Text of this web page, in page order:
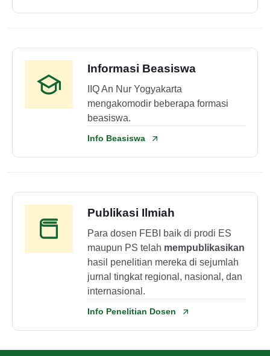
Informasi Beasiswa
IIQ An Nur Yogyakarta
mengakomodir beberapa formasi
beasiswa.
Info Beasiswa
Publikasi Ilmiah
Para dosen FEBI baik di prodi ES
maupun PS telah mempublikasikan
hasil penelitian mereka di sejumlah
jurnal tingkat regional, nasional, dan
internasional.
Info Penelitian Dosen